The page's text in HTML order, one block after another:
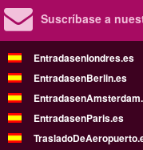
Suscríbase a
Entradasenlondres.es
EntradasenBerlin.es
EntradasenParis.es